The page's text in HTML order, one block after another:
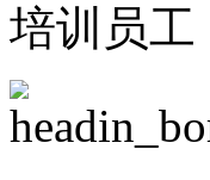
培训员工